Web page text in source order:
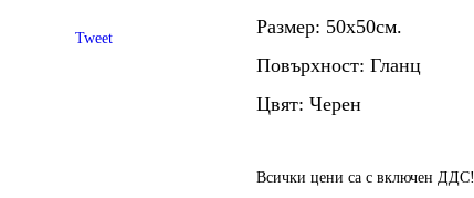
Tweet
Размер: 50х50см.
Повърхност: Гланц
Цвят: Черен
Всички цени са с включен ДДС!